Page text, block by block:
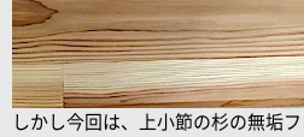
しかし今回は、上小節の杉の無垢